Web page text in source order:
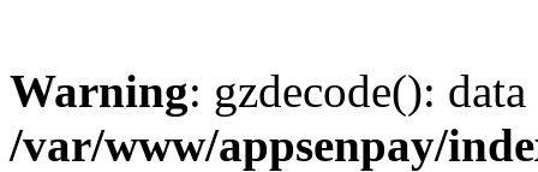
Warning: gzdecode():
/var/www/appsenpay/